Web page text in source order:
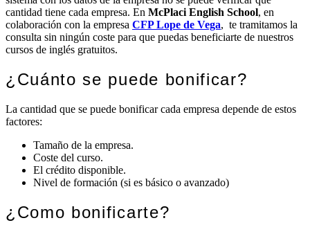
cantidad tiene cada empresa. En McPlaci English School, en
colaboración con la empresa CFP Lope de Vega, te tramitamos la
consulta sin ningún coste para que puedas beneficiarte de nuestros
cursos de inglés gratuitos.
¿Cuánto se puede bonificar?
La cantidad que se puede bonificar cada empresa depende de estos
factores:
Tamaño de la empresa.
Coste del curso.
El crédito disponible.
Nivel de formación (si es básico o avanzado)
¿Como bonificarte?